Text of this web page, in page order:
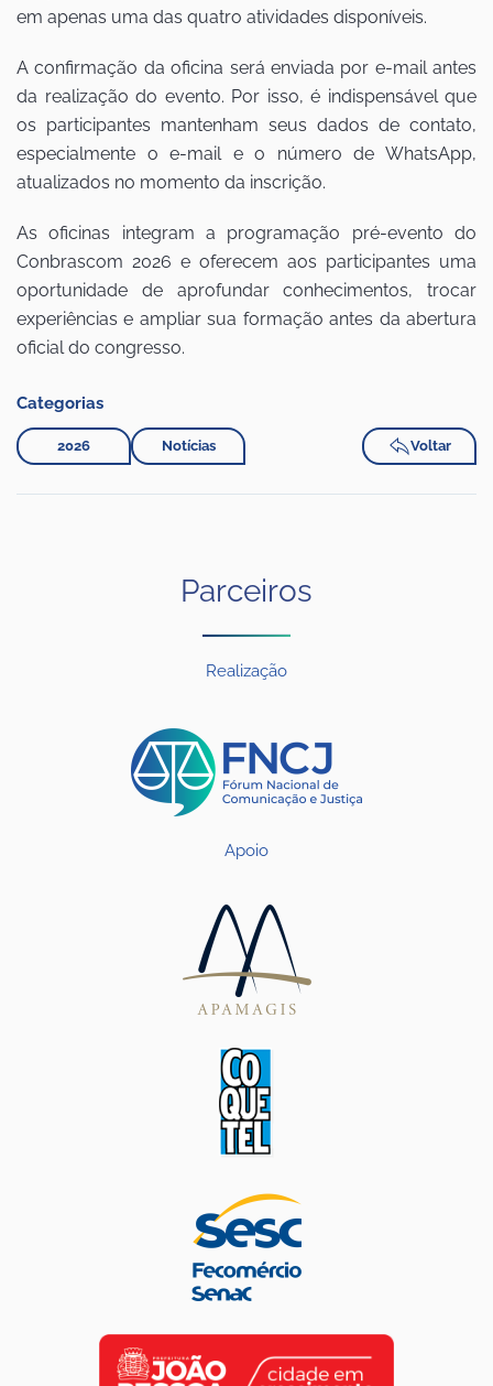
em apenas uma das quatro atividades disponíveis.
A confirmação da oficina será enviada por e-mail antes
da realização do evento. Por isso, é indispensável que
os participantes mantenham seus dados de contato,
especialmente o e-mail e o número de WhatsApp,
atualizados no momento da inscrição.
As oficinas integram a programação pré-evento do
Conbrascom 2026 e oferecem aos participantes uma
oportunidade de aprofundar conhecimentos, trocar
experiências e ampliar sua formação antes da abertura
oficial do congresso.
Categorias
2026 Notícias Voltar
Parceiros
Realização
Apoio